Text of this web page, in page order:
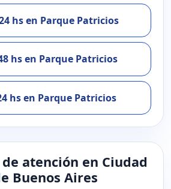
hs en Parque Patricios
hs en Parque Patricios
hs en Parque Patricios
atención en Ciudad
Buenos Aires